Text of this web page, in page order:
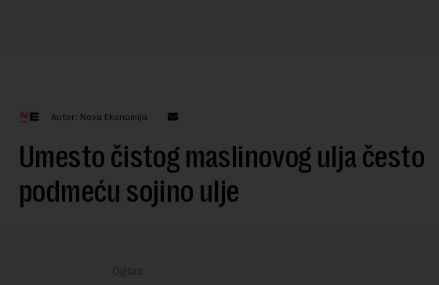
Autor: Nova Ekonomija
Umesto čistog maslinovog ulja često
podmeću sojino ulje